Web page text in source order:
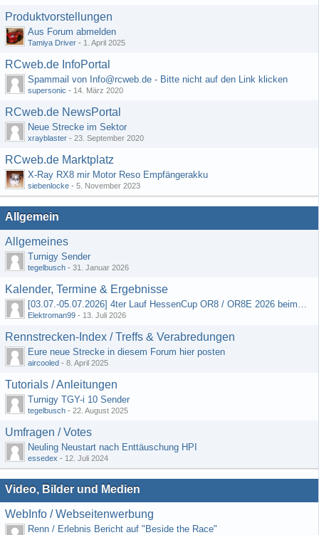
Produktvorstellungen
Aus Forum abmelden
Tamiya Driver - 1. April 2025
RCweb.de InfoPortal
Spammail von Info@rcweb.de - Bitte nicht auf den Link klicken
supersonic - 14. März 2020
RCweb.de NewsPortal
Neue Strecke im Sektor
xrayblaster - 23. September 2020
RCweb.de Marktplatz
X-Ray RX8 mir Motor Reso Empfängerakku
siebenlocke - 5. November 2023
Allgemein
Allgemeines
Turnigy Sender
tegelbusch - 31. Januar 2026
Kalender, Termine & Ergebnisse
[03.07.-05.07.2026] 4ter Lauf HessenCup OR8 / OR8E 2026 beim MSV Linsengericht e.V.
Elektroman99 - 13. Juli 2026
Rennstrecken-Index / Treffs & Verabredungen
Eure neue Strecke in diesem Forum hier posten
aircooled - 8. April 2025
Tutorials / Anleitungen
Turnigy TGY-i 10 Sender
tegelbusch - 22. August 2025
Umfragen / Votes
Neuling Neustart nach Enttäuschung HPI
essedex - 12. Juli 2024
Video, Bilder und Medien
WebInfo / Webseitenwerbung
Renn / Erlebnis Bericht auf "Beside the Race"